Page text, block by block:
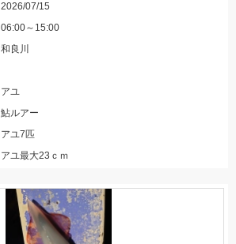
2026/07/15
06:00～15:00
和良川
アユ
鮎ルアー
アユ7匹
アユ最大23ｃｍ